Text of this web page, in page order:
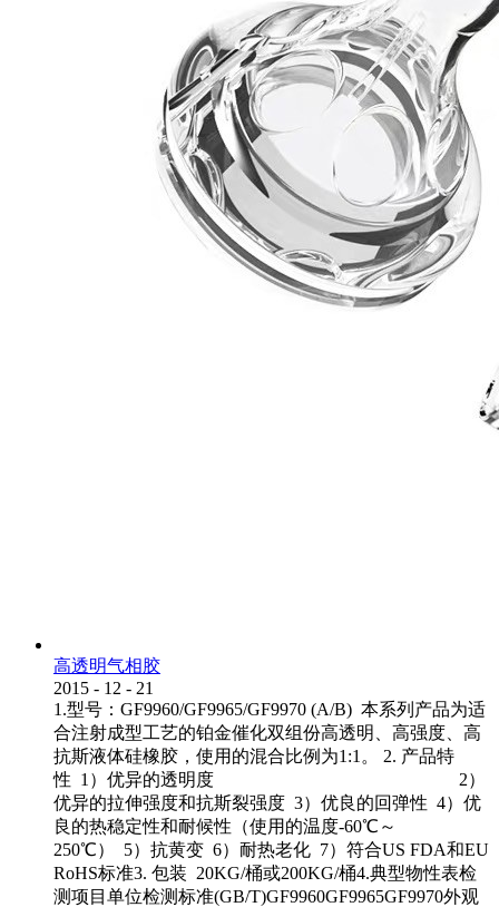
高透明气相胶
2015 - 12 - 21
1.型号：GF9960/GF9965/GF9970 (A/B) 本系列产品为适
合注射成型工艺的铂金催化双组份高透明、高强度、高
抗斯液体硅橡胶，使用的混合比例为1:1。 2. 产品特
性 1）优异的透明度 2）
优异的拉伸强度和抗斯裂强度 3）优良的回弹性 4）优
良的热稳定性和耐候性（使用的温度-60℃～
250℃） 5）抗黄变 6）耐热老化 7）符合US FDA和EU
RoHS标准3. 包装 20KG/桶或200KG/桶4.典型物性表检
测项目单位检测标准(GB/T)GF9960GF9965GF9970外观